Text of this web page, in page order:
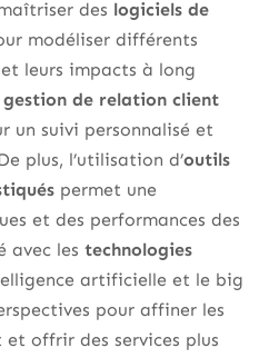
des logiciels de
modéliser différents
leurs impacts à long
de relation client
un suivi personnalisé et
plus, l’utilisation d’outils
permet une
et des performances des
avec les technologies
artificielle et le big
pour affiner les
et offrir des services plus